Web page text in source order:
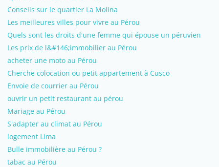
Conseils sur le quartier La Molina
Les meilleures villes pour vivre au Pérou
Quels sont les droits d'une femme qui épouse un péruvien
Les prix de l&#146;immobilier au Pérou
acheter une moto au Pérou
Cherche colocation ou petit appartement à Cusco
Envoie de courrier au Pérou
ouvrir un petit restaurant au pérou
Mariage au Pérou
S'adapter au climat au Pérou
logement Lima
Bulle immobilière au Pérou ?
tabac au Pérou